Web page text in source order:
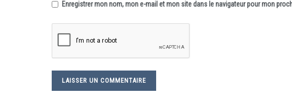
Enregistrer mon nom, mon e-mail et mon site dans le navigateur pour mon